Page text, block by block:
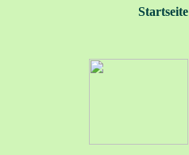
Startseite